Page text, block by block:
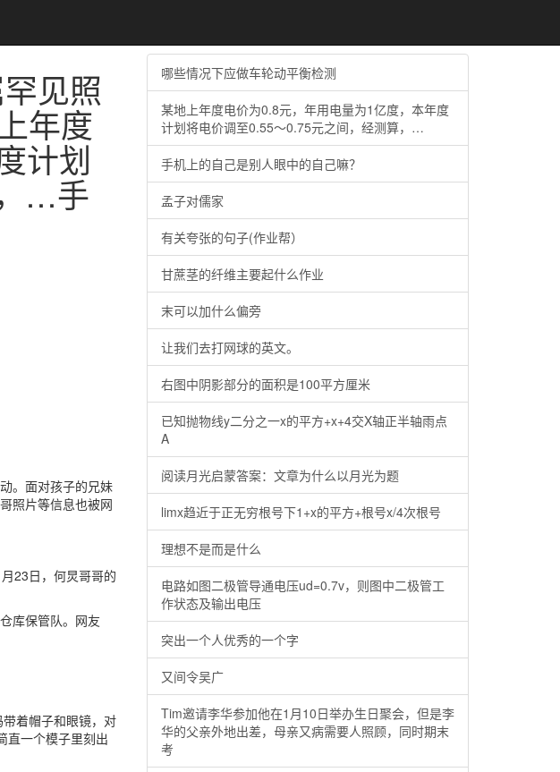
见照
年度
计划
…手
。面对孩子的兄妹
照片等信息也被网
23日，何炅哥哥的
库保管队。网友
着帽子和眼镜，对
直一个模子里刻出
哪些情况下应做车轮动平衡检测
某地上年度电价为0.8元，年用电量为1亿度，本年度
计划将电价调至0.55～0.75元之间，经测算，…
手机上的自己是别人眼中的自己嘛？
孟子对儒家
有关夸张的句子(作业帮）
甘蔗茎的纤维主要起什么作业
末可以加什么偏旁
让我们去打网球的英文。
右图中阴影部分的面积是100平方厘米
已知抛物线y二分之一x的平方+x+4交X轴正半轴雨点
A
阅读月光启蒙答案：文章为什么以月光为题
limx趋近于正无穷根号下1+x的平方+根号x/4次根号
理想不是而是什么
电路如图二极管导通电压ud=0.7v，则图中二极管工
作状态及输出电压
突出一个人优秀的一个字
又间令吴广
Tim邀请李华参加他在1月10日举办生日聚会，但是李
华的父亲外地出差，母亲又病需要人照顾，同时期末
考